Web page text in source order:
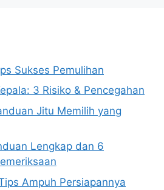
Sukses Pemulihan
3 Risiko & Pencegahan
Jitu Memilih yang
Lengkap dan 6
Ampuh Persiapannya